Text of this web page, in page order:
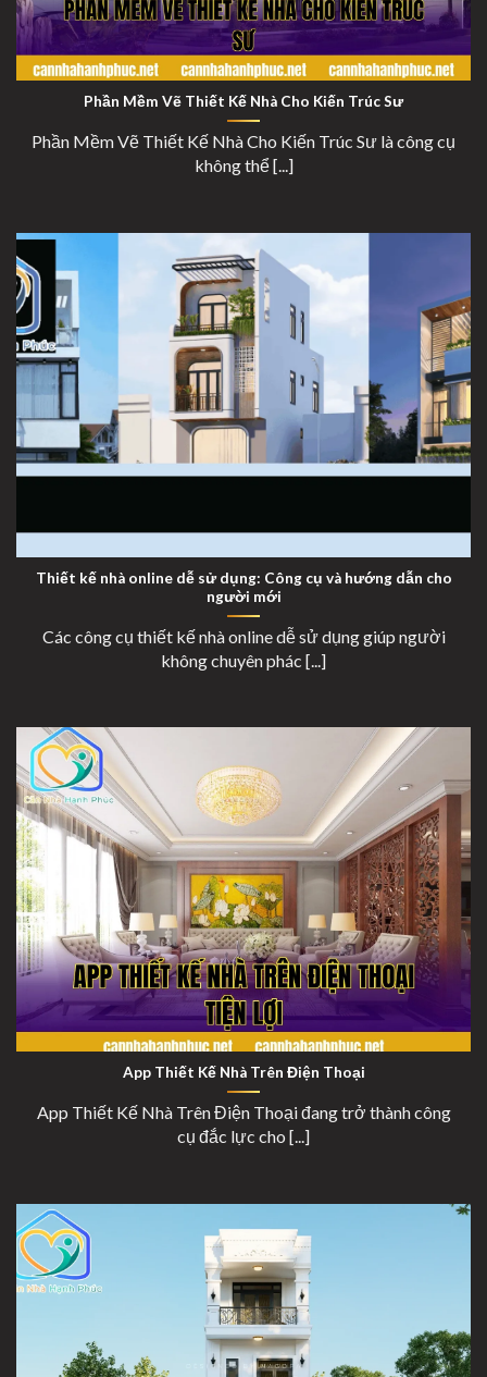
Phần Mềm Vẽ Thiết Kế Nhà Cho Kiến Trúc Sư
Phần Mềm Vẽ Thiết Kế Nhà Cho Kiến Trúc Sư
Phần Mềm Vẽ Thiết Kế Nhà Cho Kiến Trúc Sư là công cụ
không thể [...]
Thiết kế nhà online dễ sử dụng: Công cụ và hướng dẫn cho
người mới
Các công cụ thiết kế nhà online dễ sử dụng giúp người
không chuyên phác [...]
App Thiết Kế Nhà Trên Điện Thoại Tiện Lợi
App Thiết Kế Nhà Trên Điện Thoại
App Thiết Kế Nhà Trên Điện Thoại đang trở thành công
cụ đắc lực cho [...]